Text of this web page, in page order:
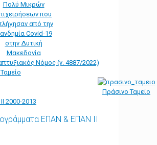
Πολύ Μικρών
που
από την
Covid-19
στην Δυτική
Μακεδονία
Νόμος (ν. 4887/2022)
Πράσινο Ταμείο
2000-2013
ΕΠΑΝ & ΕΠΑΝ ΙΙ